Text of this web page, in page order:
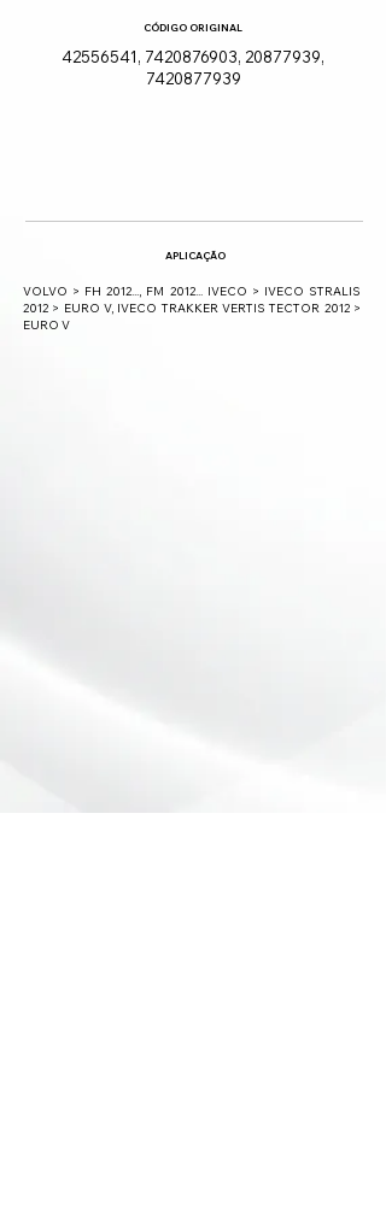
CÓDIGO ORIGINAL
42556541, 7420876903, 20877939,
7420877939
APLICAÇÃO
VOLVO > FH 2012..., FM 2012... IVECO > IVECO STRALIS
2012 > EURO V, IVECO TRAKKER VERTIS TECTOR 2012 >
EURO V